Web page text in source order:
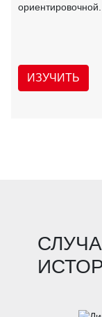
ориентировочной.
ИЗУЧИТЬ